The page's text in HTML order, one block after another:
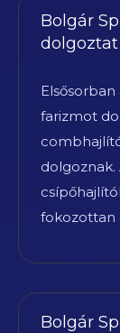
Bolgár
farizmot
dolgoznak.
fokozottan
Bolgár